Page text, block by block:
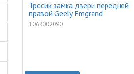
Тросик замка двери передней
правой Geely Emgrand
1068002090